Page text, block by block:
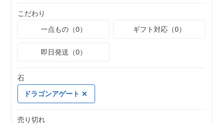
こだわり
一点もの（0）
ギフト対応（0）
即日発送（0）
石
ドラゴンアゲート
売り切れ